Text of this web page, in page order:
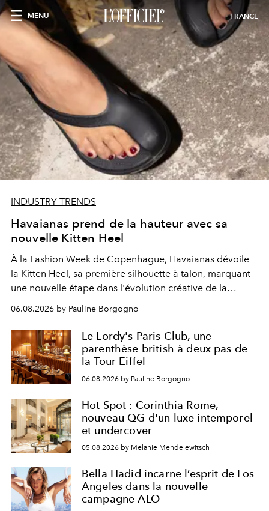
MENU FRANCE
INDUSTRY TRENDS
Havaianas prend de la hauteur avec sa
nouvelle Kitten Heel
À la Fashion Week de Copenhague, Havaianas dévoile
la Kitten Heel, sa première silhouette à talon, marquant
une nouvelle étape dans l'évolution créative de la
06.08.2026 by Pauline Borgogno
Le Lordy's Paris Club, une
parenthèse british à deux pas de
la Tour Eiffel
06.08.2026 by Pauline Borgogno
Hot Spot : Corinthia Rome,
nouveau QG d'un luxe intemporel
et undercover
05.08.2026 by Melanie Mendelewitsch
Bella Hadid incarne l’esprit de Los
Angeles dans la nouvelle
campagne ALO